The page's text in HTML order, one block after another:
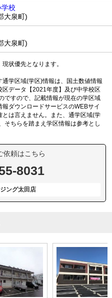
校
大泉町)
大泉町)
状優先となります。
学区域(学区)情報は、国土数値情報
データ【2021年度】及び中学校区
ですので、記載情報が現在の学区域
ダウンロードサービスのWEBサイ
とは言えません。また、通学区域(学
そちらを踏まえ学区情報は参考とし
依頼はこちら
8031
ング太田店